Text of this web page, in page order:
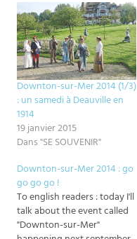
Downton-sur-Mer 2014 (1/3)
: un samedi à Deauville en
1914
19 janvier 2015
Dans "SE SOUVENIR"
Downton-sur-Mer 2014 : go
go go go !
To english readers : today I'll
talk about the event called
"Downton-sur-Mer"